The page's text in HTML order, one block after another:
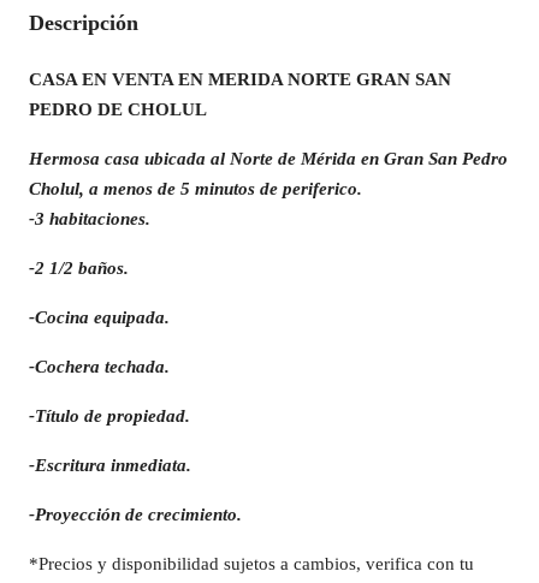
Descripción
CASA EN VENTA EN MERIDA NORTE GRAN SAN
PEDRO DE CHOLUL
Hermosa casa ubicada al Norte de Mérida en Gran San Pedro
Cholul, a menos de 5 minutos de periferico.
-3 habitaciones.
-2 1/2 baños.
-Cocina equipada.
-Cochera techada.
-Título de propiedad.
-Escritura inmediata.
-Proyección de crecimiento.
*Precios y disponibilidad sujetos a cambios, verifica con tu